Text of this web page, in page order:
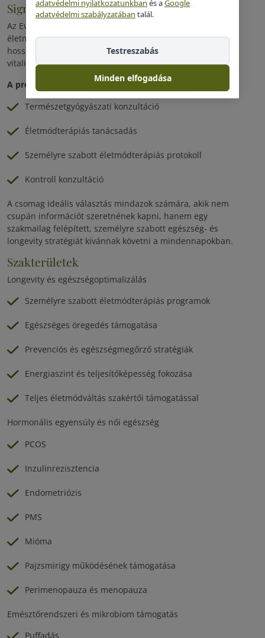
Signature Lifestyle Transformation Program
Az Evergreen Health Longevity Residence komplex
életmódoptimalizáló programja azok számára, akik valódi,
hosszú távú változást szeretnének elérni egészségük,
vitalitásuk és életminőségük területén.
A program tartalma:
Természetgyógyászati konzultáció
Életmódterápiás tanácsadás
Személyre szabott életmódterápiás protokoll
Kontroll konzultáció
A csomag ideális választás mindazok számára, akik nem
csupán információt szeretnének kapni, hanem egy
szakmailag felépített, személyre szabott egészség- és
longevity stratégiát kívánnak követni a mindennapokban.
Szakterületek
Longevity és egészségoptimalizálás
Személyre szabott életmódterápiás programok
Egészséges öregedés támogatása
Prevenciós és egészségmegőrző stratégiák
Energiaszint és teljesítőképesség fokozása
Teljes életmódváltás szakértői támogatással
Hormonális egyensúly és női egészség
PCOS
Inzulinrezisztencia
Endometriózis
PMS
Mióma
Pajzsmirigy működésének támogatása
Perimenopauza és menopauza
Emésztőrendszeri és mikrobiom támogatás
Puffadás
adatvédelmi nyilatkozatunkban és aGoogle
adatvédelmi szabályzatában talál.
Minden elfogadása
Testreszabás